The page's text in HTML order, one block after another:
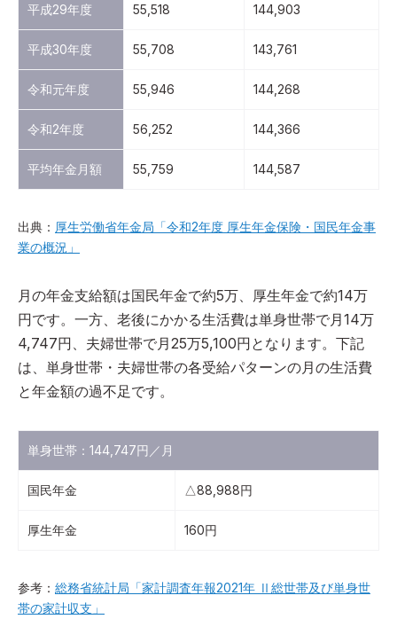
平成29年度 55,518 144,903
平成30年度 55,708 143,761
令和元年度 55,946 144,268
令和2年度 56,252 144,366
平均年金月額 55,759 144,587
出典： 厚生労働省年金局「令和2年度 厚生年金保険・国民年金事
業の概況」
月の年金支給額は国民年金で約5万、厚生年金で約14万
円です。一方、老後にかかる生活費は単身世帯で月14万
4,747円、夫婦世帯で月25万5,100円となります。下記
は、単身世帯・夫婦世帯の各受給パターンの月の生活費
と年金額の過不足です。
単身世帯：144,747円／月
国民年金 △88,988円
厚生年金 160円
参考： 総務省統計局「家計調査年報2021年 Ⅱ総世帯及び単身世
帯の家計収支」